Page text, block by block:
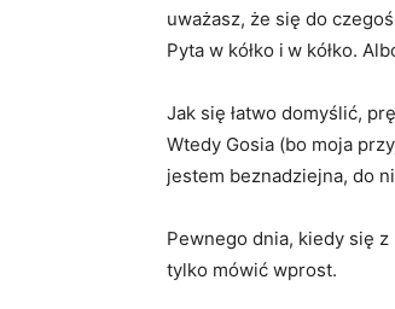
uważasz, że się do
Pyta w kółko i w kółko.
Jak się łatwo domyślić,
Wtedy Gosia (bo moja
jestem beznadziejna, do
Pewnego dnia, kiedy się z
tylko mówić wprost.